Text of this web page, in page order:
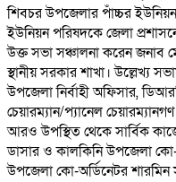
শিবচর উপজেলার পাঁচ্চর
ইউনিয়ন পরিষদকে জেলা
উক্ত সভা সঞ্চালনা করেন জনাব
স্থানীয় সরকার শাখা। উল্লেখ্য
উপজেলা নির্বাহী অফিসার,
চেয়ারম্যান/প্যানেল
আরও উপস্থিত থেকে সার্বিক
ডাসার ও কালকিনি উপজেলা কো-
উপজেলা কো-অর্ডিনেটর